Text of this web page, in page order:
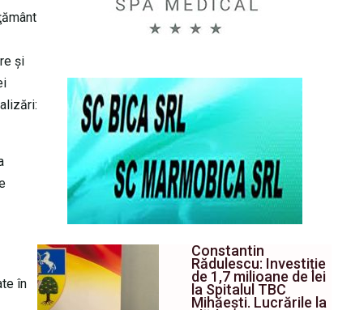
şi
în
Constantin
Rădulescu: Investiție
de 1,7 milioane de lei
la Spitalul TBC
Mihăești. Lucrările la